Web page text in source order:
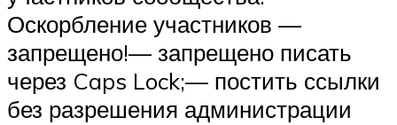
Оскорбление участников —
запрещено!— запрещено писать
через Caps Lock;— постить ссылки
без разрешения администрации